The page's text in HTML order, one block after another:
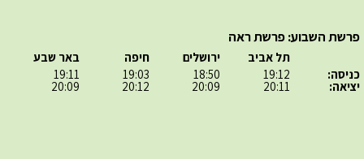
פרשת השבוע: פרשת ראה
כניסה:
יציאה:
תל אביב
19:12
20:11
ירושלים
18:50
20:09
חיפה
19:03
20:12
באר שבע
19:11
20:09